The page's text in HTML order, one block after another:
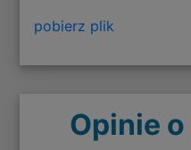
pobierz plik
Opinie